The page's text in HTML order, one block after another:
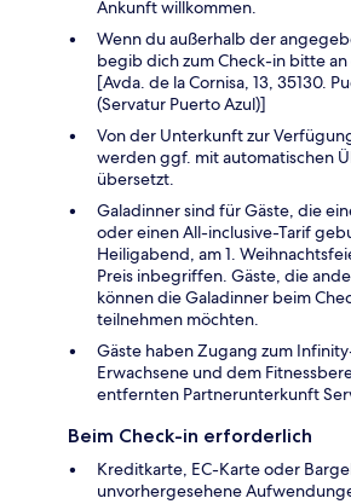
Ankunft willkommen.
Wenn du außerhalb der
begib dich zum Check-in bitte
[Avda. de la Cornisa, 13, 35130.
(Servatur Puerto Azul)]
Von der Unterkunft zur
werden ggf. mit automatischen
übersetzt.
Galadinner sind für Gäste, die
oder einen All-inclusive-Tarif
Heiligabend, am 1.
Preis inbegriffen. Gäste, die
können die Galadinner beim
teilnehmen möchten.
Gäste haben Zugang zum
Erwachsene und dem
entfernten Partnerunterkunft
Beim Check-in erforderlich
Kreditkarte, EC-Karte oder
unvorhergesehene